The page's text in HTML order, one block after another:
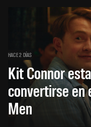
HACE 2 DÍAS
Kit Connor
convertirse en
Men